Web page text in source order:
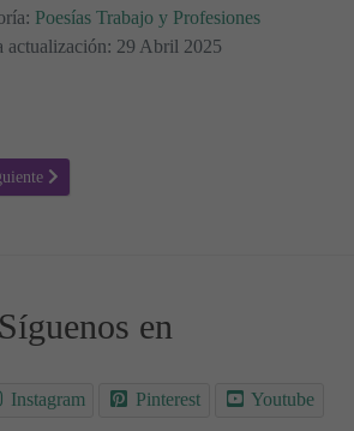
Poesías Trabajo y Profesiones
actualización: 29 Abril 2025
al Trabajador - Poesías Día del Trabajo
siguiente: El Gran Bombero - Poesías para
Síguenos en
Instagram Pinterest Youtube